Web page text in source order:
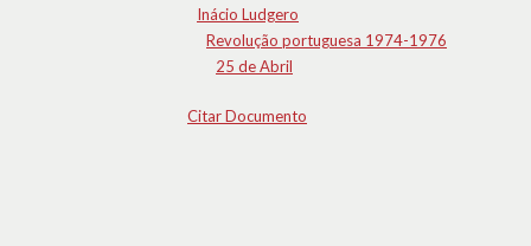
Inácio Ludgero
Revolução portuguesa 1974-1976
25 de Abril
Citar Documento